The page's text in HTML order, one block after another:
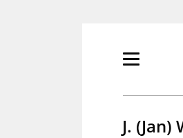
Primair
tonen/
J.